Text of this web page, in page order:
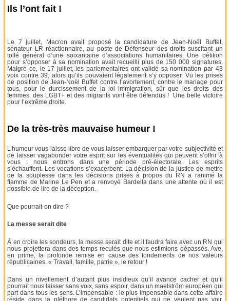
Ils l’ont fait !
Le 7 juillet, Macron avait proposé la candidature de Jean-Noël Buffet,
sénateur LR réactionnaire, au poste de Défenseur des droits suscitant un
tollé général d’une soixantaine d’associations humanitaires. Une pétition
pour s’opposer à sa nomination avait recueilli plus de 150 000 signatures.
Malgré ce, le 17 juillet, les parlementaires ont validé sa nomination par 43
voix contre 39, alors qu’ils pouvaient légalement s’y opposer. Vu les prises
de position de Jean-Noël Buffet contre l’avortement, contre le mariage pour
tous, pour le durcissement de la loi immigration, sûr que les droits des
femmes, des LGBT+ et des migrants vont être défendus ! Une belle victoire
pour l’extrême droite.
De la très-très mauvaise humeur !
L’humeur vous laisse libre de vous laisser embarquer par votre subjectivité et
de laisser vagabonder votre esprit sur les éventualités qui peuvent s’offrir à
vous : nous entrons dans une période pré-électorale. Les esprits
s’échauffent. Les vocations s’exacerbent. La décision de la justice de mettre
de la souplesse dans les décisions prises à propos du RN a ranimé la
flamme de Marine Le Pen et a renvoyé Bardella dans une attente où il est
possible de lire de la déception.
Que pourrait-on dire ?
La messe serait dite
À en croire les sondeurs, la messe serait dite et il faudra faire avec un RN qui
nous projettera dans des temps reculés que nous estimions dépassés. Ave,
en prime, la profonde remise en cause des fondements de nos valeurs
républicaines. « Travail, famille, patrie », le retour !
Dans un nivellement d’autant plus insidieux qu’il avance cacher et qu’il
pourrait nous laisser sans voix, sans espoir, dans un maelström européen qui
part dans tous les sens. L’impensable : le plus impensable dans cette affaire